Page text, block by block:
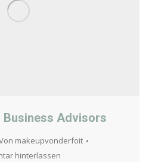
Business Advisors
makeupvonderfoit
hinterlassen